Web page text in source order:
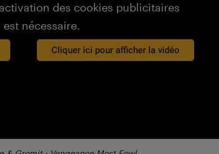
des cookies publicitaires
est nécessaire.
Cliquer ici pour afficher la vidéo